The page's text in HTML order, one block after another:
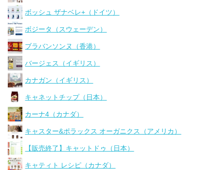
ボッシュ ザナベレ+（ドイツ）
ボジータ（スウェーデン）
ブラバンソンヌ（香港）
バージェス（イギリス）
カナガン（イギリス）
キャネットチップ（日本）
カーナ4（カナダ）
キャスター&ポラックス オーガニクス（アメリカ）
【販売終了】キャットドゥ（日本）
キャティト レシピ（カナダ）